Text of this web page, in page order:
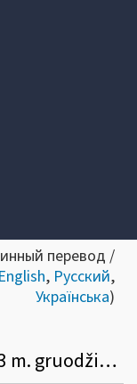
перевод /
English, Русский,
Українська)
Dėl VMI prie FM viršininko 2023 m. gruodžio 27 d. įsakymo Nr. VA-99 pakeitimo